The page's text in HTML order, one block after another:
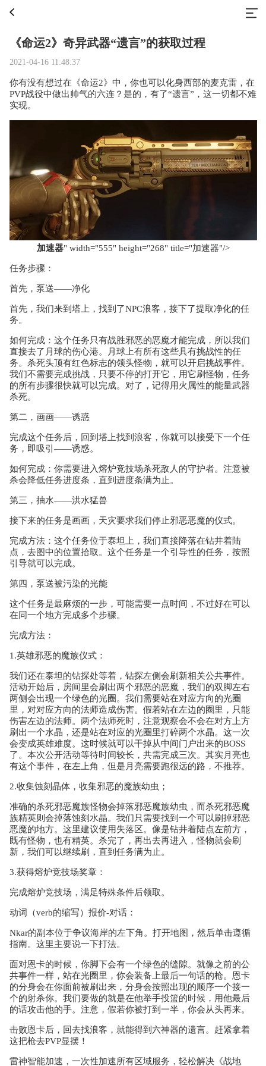
《命运2》奇异武器“遗言”的获取过程
2021-04-16 11:48:37
你有没有想过在《命运2》中，你也可以化身西部的麦克雷，在
PVP战役中做出帅气的六连？是的，有了“遗言”，这一切都不难
实现。
加速器" width="555" height="268" title="加速器"/>
任务步骤：
首先，泵送——净化
首先，我们来到塔上，找到了NPC浪客，接下了提取净化的任
务。
如何完成：这个任务只有战胜邪恶的恶魔才能完成，所以我们
直接去了月球的伤心港。月球上有所有这些具有挑战性的任
务。杀死头顶有红色标志的领头怪物，就可以开启挑战事件。
我们不需要完成挑战，只要不停的打开它，用它刷怪物，任务
的所有步骤很快就可以完成。对了，记得用火属性的能量武器
杀死。
第二，画画——诱惑
完成这个任务后，回到塔上找到浪客，你就可以接受下一个任
务，即吸引——诱惑。
如何完成：你需要进入熔炉竞技场杀死敌人的守护者。注意被
杀会降低任务进度条，直到进度条满为止。
第三，抽水——洪水猛兽
接下来的任务是画画，天灾要求我们停止邪恶恶魔的仪式。
完成方法：这个任务位于泰坦上，我们直接降落在钻井着陆
点，去图中的位置拾取。这个任务是一个引导性的任务，按照
引导就可以完成。
第四，泵送被污染的光能
这个任务是最麻烦的一步，可能需要一点时间，不过好在可以
在同一个地方完成多个步骤。
完成方法：
1.英雄邪恶的魔族仪式：
我们还在泰坦的钻探处等着，钻探左侧会刷新相关公共事件。
活动开始后，房间里会刷出两个邪恶的恶魔，我们的双脚左右
两侧会出现一个绿色的光圈。我们需要站在对应方向的光圈
里，对对应方向的法师造成伤害。假若站在左边的圈里，只能
伤害左边的法师。两个法师死时，注意观察会不会在对方上方
刷出一个水晶，还是站在对应的光圈里打碎两个水晶。这一次
会变成英雄难度。这时候就可以干掉从中间门户出来的BOSS
了。本次公开活动等待时间较长，共需完成三次。其实月亮也
有这个事件，在左上角，但是月亮需要跑很远的路，不推荐。
2.收集蚀刻晶体，收集邪恶的魔族幼虫；
准确的杀死邪恶魔族怪物会掉落邪恶魔族幼虫，而杀死邪恶魔
族精英则会掉落蚀刻水晶。我们只需要找到一个可以刷掉邪恶
恶魔的地方。这里建议使用失落区。像是钻井着陆点左前方，
既有怪物，也有精英。杀完了，再出去再进入，怪物就会刷
新，我们可以继续刷，直到任务满为止。
3.获得熔炉竞技场奖章：
完成熔炉竞技场，满足特殊条件后领取。
动词（verb的缩写）报价-对话：
Nkar的副本位于争议海岸的左下角。打开地图，然后单击遵循
指南。这里主要说一下打法。
面对恩卡的时候，你脚下会有一个绿色的缝隙。就像之前的公
共事件一样，站在光圈里，你会装备上最后一句话的枪。恩卡
的分身会在你面前被刷出来，分身会按照出现的顺序一个接一
个的射杀你。我们要做的就是在他举手投篮的时候，用他最后
的话攻击他的手。注意，假若你被打到一半，你会从头再来。
击败恩卡后，回去找浪客，就能得到六神器的遗言。赶紧拿着
这把枪去PVP显摆！
雷神智能加速，一次性加速所有区域服务，轻松解决《战地